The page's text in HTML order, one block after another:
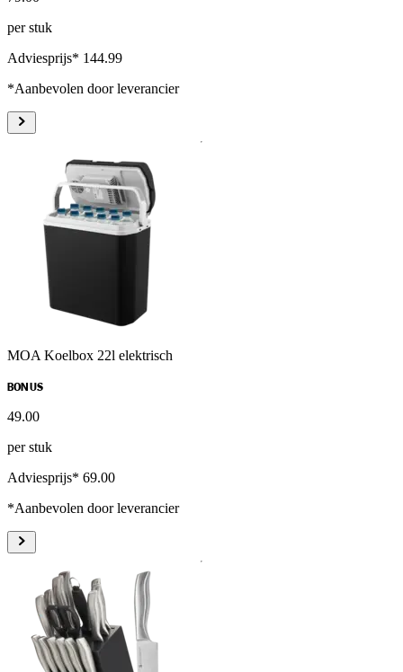
per stuk
Adviesprijs* 144.99
*Aanbevolen door leverancier
MOA Koelbox 22l elektrisch
BONUS
49.00
per stuk
Adviesprijs* 69.00
*Aanbevolen door leverancier